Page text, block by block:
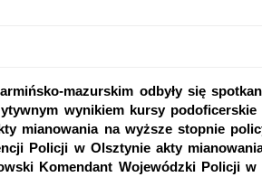
mazurskim odbyły się
wynikiem kursy
mianowania na wyższe stopnie
Policji w Olsztynie akty
Komendant Wojewódzki Policji w